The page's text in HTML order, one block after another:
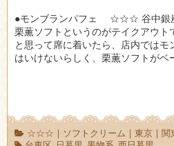
●モンブランパフェ ☆☆☆ 谷中銀座
栗薫ソフトというのがテイクアウト
と思って席に着いたら、店内では
はいけないらしく、栗薫ソフトがベ
☆☆☆ | ソフトクリーム | 東京| 関